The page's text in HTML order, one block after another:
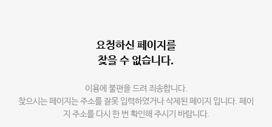
요청하신 페이지를
찾을 수 없습니다.
이용에 불편을 드려 죄송합니다.
찾으시는 페이지는 주소를 잘못 입력하였거나 삭제된 페이지 입니다. 페이
지 주소를 다시 한 번 확인해 주시기 바랍니다.